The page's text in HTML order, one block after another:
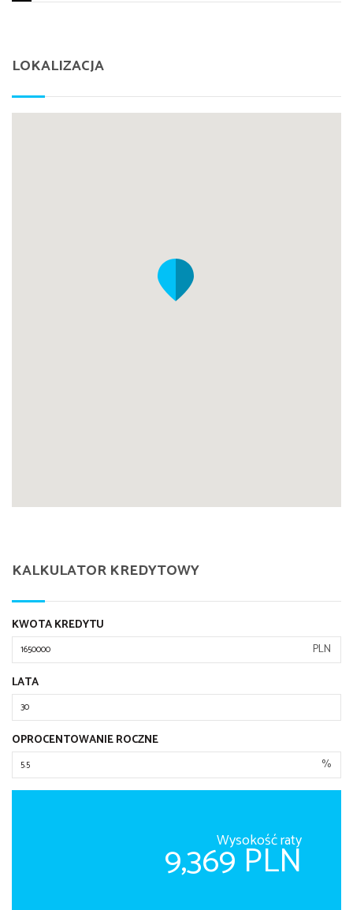
LOKALIZACJA
KALKULATOR KREDYTOWY
KWOTA KREDYTU
PLN
LATA
OPROCENTOWANIE ROCZNE
%
Wysokość raty
9,369 PLN